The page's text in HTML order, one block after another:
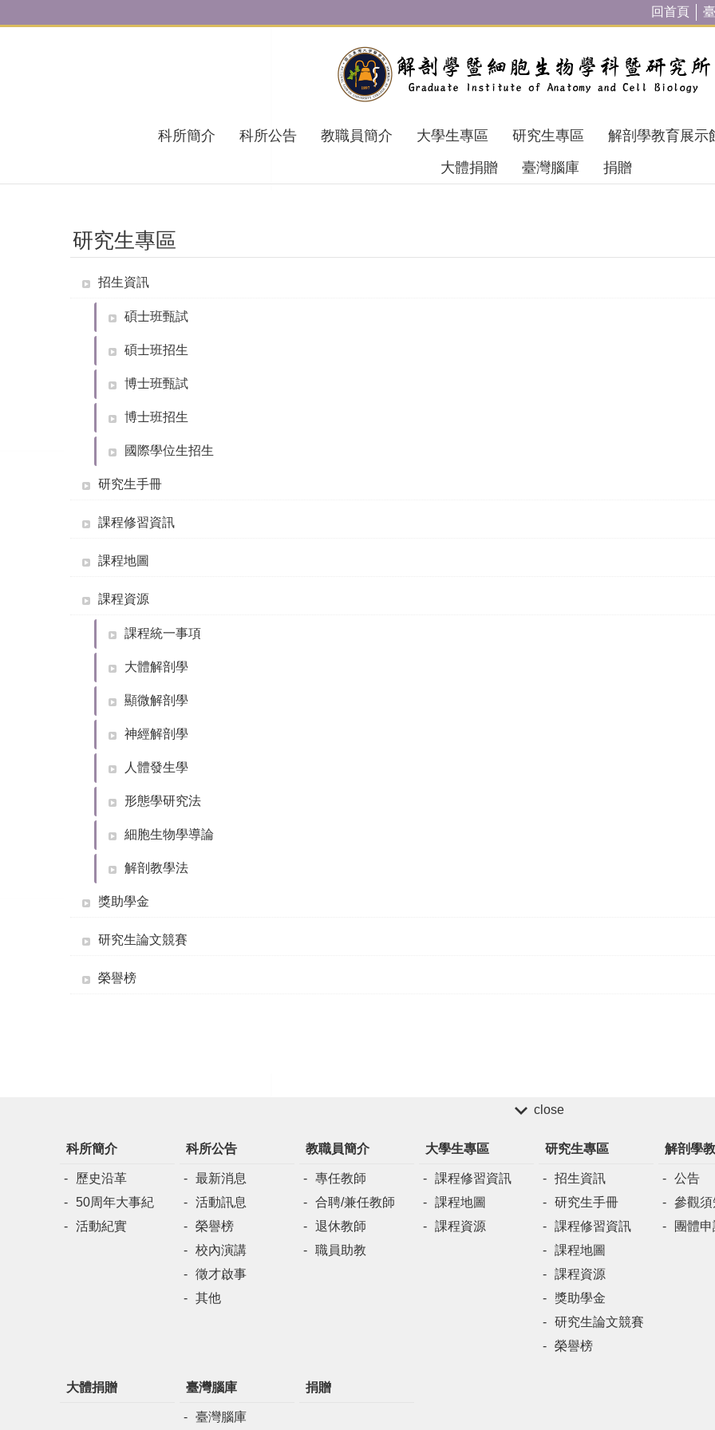
回首頁
科所簡介 科所公告 教職員簡介 大學生專區 研究生專區 解剖學教育展示
大體捐贈
臺灣腦庫 捐贈
研究生專區
招生資訊
碩士班甄試
碩士班招生
博士班甄試
博士班招生
國際學位生招生
研究生手冊
課程修習資訊
課程地圖
課程資源
課程統一事項
大體解剖學
顯微解剖學
神經解剖學
人體發生學
形態學研究法
細胞生物學導論
解剖教學法
獎助學金
研究生論文競賽
榮譽榜
close
科所簡介
歷史沿革
50周年大事紀
活動紀實
科所公告
最新消息
活動訊息
榮譽榜
校內演講
徵才啟事
其他
教職員簡介
專任教師
合聘/兼任教師
退休教師
職員助教
大學生專區
課程修習資訊
課程地圖
課程資源
研究生專區
招生資訊
研究生手冊
課程修習資訊
課程地圖
課程資源
獎助學金
研究生論文競賽
榮譽榜
解剖學
公告
參觀須
團體
大體捐贈 臺灣腦庫
臺灣腦庫
捐贈